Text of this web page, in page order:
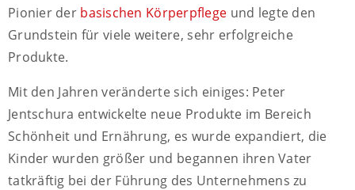
Pionier der basischen Körperpflege und legte den
Grundstein für viele weitere, sehr erfolgreiche
Produkte.
Mit den Jahren veränderte sich einiges: Peter
Jentschura entwickelte neue Produkte im Bereich
Schönheit und Ernährung, es wurde expandiert, die
Kinder wurden größer und begannen ihren Vater
tatkräftig bei der Führung des Unternehmens zu